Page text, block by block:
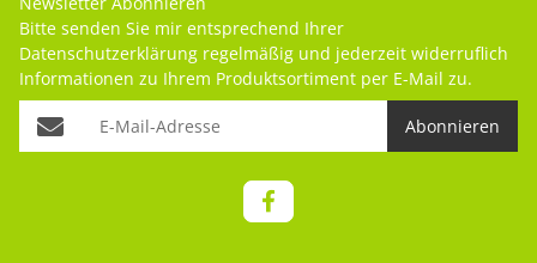
Bitte senden Sie mir entsprechend Ihrer
Datenschutzerklärung regelmäßig und jederzeit widerruflich
Informationen zu Ihrem Produktsortiment per E-Mail zu.
Abonnieren